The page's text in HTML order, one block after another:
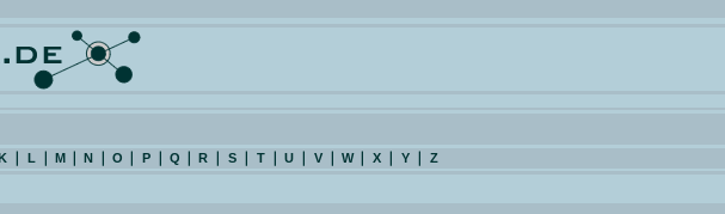
L M N O P Q R S T U V W X Y Z